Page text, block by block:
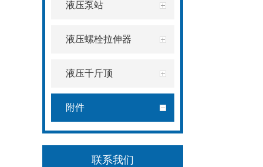
液压泵站
液压螺栓拉伸器
液压千斤顶
附件
联系我们